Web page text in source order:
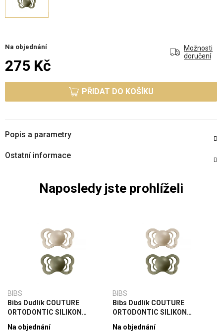
Na objednání
Možnosti
doručení
275 Kč
PŘIDAT DO KOŠÍKU
Popis a parametry
Ostatní informace
Naposledy jste prohlíželi
BIBS
Bibs Dudlík COUTURE
ORTODONTIC SILIKON
Na objednání
BIBS
Bibs Dudlík COUTURE
ORTODONTIC SILIKON
Na objednání